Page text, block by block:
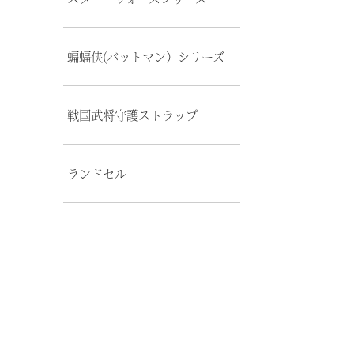
蝙蝠侠(バットマン）シリーズ
戦国武将守護ストラップ
ランドセル